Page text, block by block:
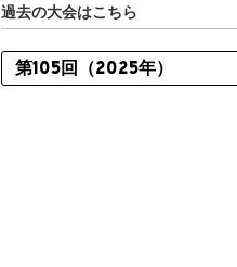
過去の大会はこちら